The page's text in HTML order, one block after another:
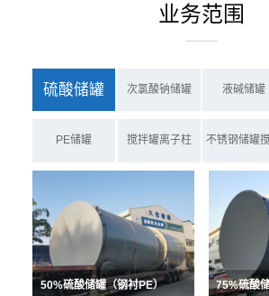
业务范围
硫酸储罐 次氯酸钠储罐 液碱储罐
PE储罐 搅拌罐离子柱 不锈钢储罐
50%硫酸储罐（钢衬PE） 75%硫酸